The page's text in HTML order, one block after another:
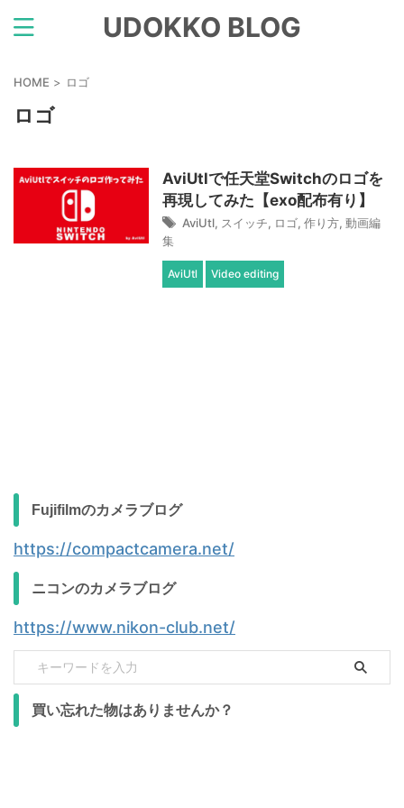
UDOKKO BLOG
HOME > ロゴ
ロゴ
AviUtlで任天堂Switchのロゴを
再現してみた【exo配布有り】
AviUtl, スイッチ, ロゴ, 作り方, 動画編
集
AviUtl Video editing
Fujifilmのカメラブログ
https://compactcamera.net/
ニコンのカメラブログ
https://www.nikon-club.net/
買い忘れた物はありませんか？